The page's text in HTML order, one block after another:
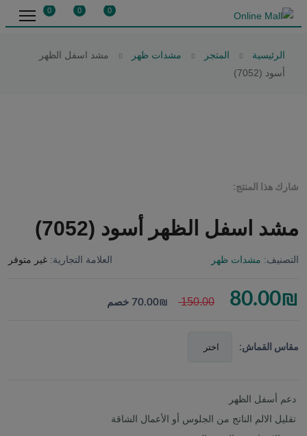
0
0
0
الرئيسية المتجر مشدات ظهر
مشد اسفل الظهر
أسود (7052)
شارك هذا المنتج:
مشد اسفل الظهر أسود (7052)
التصنيف: مشدات ظهر العلامة التجارية: غير متوفر
80.00₪
150.00
70.00₪ خصم
مقاس القماش:
دعم أسفل الظهر
تقليل الالم الناتج من الجلوس أو الأعمال الشاقة